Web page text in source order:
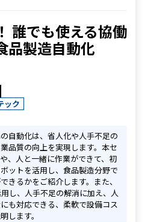
誰でも使える協働
品製造自動化
ック
自動化は、省人化や人手不足の
品質の向上を実現します。本セ
、人と一緒に作業ができて、初
ットを活用し、食品製造分野で
きるかをご紹介します。また、
し、人手不足の解消に加え、人
も対応できる、柔軟で設備コス
します。